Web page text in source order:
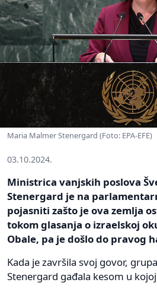
Maria Malmer Stenergard (Foto: EPA-EFE)
03.10.2024.
Ministrica vanjskih poslova
Stenergard je na
pojasniti zašto je ova zemlja
tokom glasanja o izraelskoj
Obale, pa je došlo do pravog
Kada je završila svoj govor,
Stenergard gađala kesom u